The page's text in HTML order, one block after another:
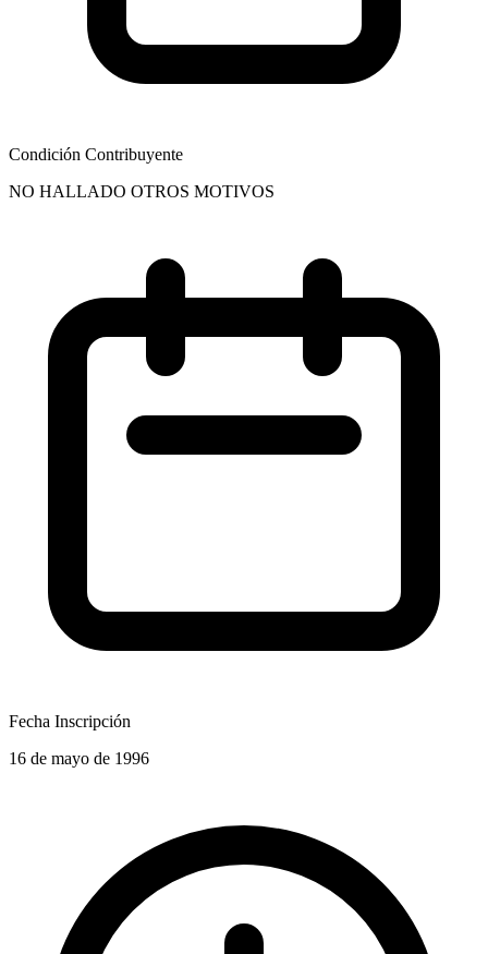
Condición Contribuyente
NO HALLADO OTROS MOTIVOS
Fecha Inscripción
16 de mayo de 1996